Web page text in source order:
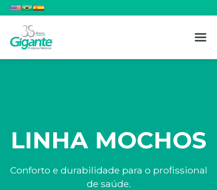
LINHA MOCHOS
Conforto e durabilidade para o profissional
de saúde.